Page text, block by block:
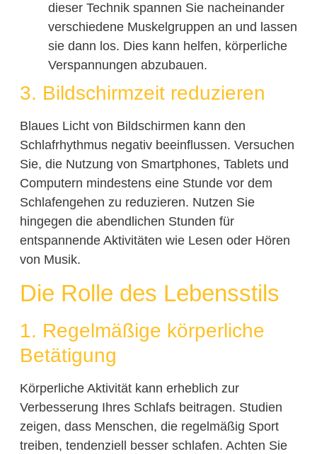
dieser Technik spannen Sie nacheinander
verschiedene Muskelgruppen an und lassen
sie dann los. Dies kann helfen, körperliche
Verspannungen abzubauen.
3. Bildschirmzeit reduzieren
Blaues Licht von Bildschirmen kann den
Schlafrhythmus negativ beeinflussen. Versuchen
Sie, die Nutzung von Smartphones, Tablets und
Computern mindestens eine Stunde vor dem
Schlafengehen zu reduzieren. Nutzen Sie
hingegen die abendlichen Stunden für
entspannende Aktivitäten wie Lesen oder Hören
von Musik.
Die Rolle des Lebensstils
1. Regelmäßige körperliche
Betätigung
Körperliche Aktivität kann erheblich zur
Verbesserung Ihres Schlafs beitragen. Studien
zeigen, dass Menschen, die regelmäßig Sport
treiben, tendenziell besser schlafen. Achten Sie